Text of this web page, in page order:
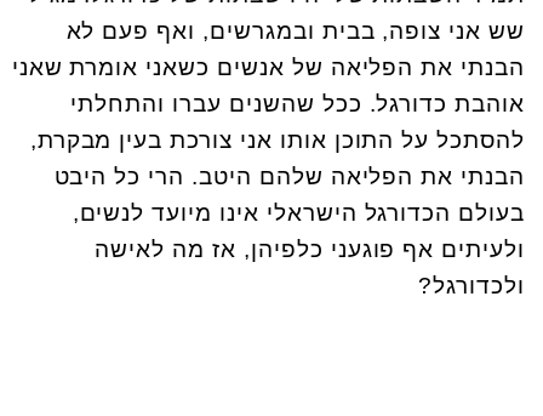
שש אני צופה, בבית ובמגרשים, ואף פעם לא
הבנתי את הפליאה של אנשים כשאני אומרת שאני
אוהבת כדורגל. ככל שהשנים עברו והתחלתי
להסתכל על התוכן אותו אני צורכת בעין מבקרת,
הבנתי את הפליאה שלהם היטב. הרי כל היבט
בעולם הכדורגל הישראלי אינו מיועד לנשים,
ולעיתים אף פוגעני כלפיהן, אז מה לאישה
ולכדורגל?